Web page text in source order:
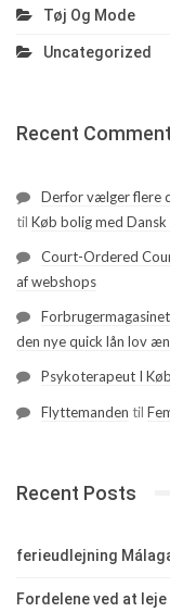
Tøj Og Mode
Uncategorized
Recent
Derfor vælger flere
til Køb bolig med
Court-Ordered
af webshops
den nye quick lån lov
Psykoterapeut I
Flyttemanden til
Recent Posts
ferieudlejning
Fordelene ved at